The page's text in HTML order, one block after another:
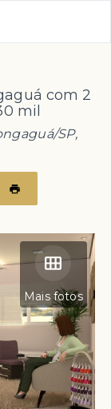
com 2
mil
SP,
Mais fotos